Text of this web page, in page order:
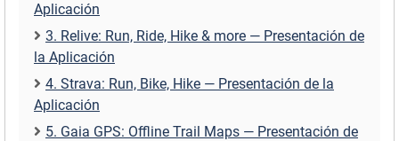
Aplicación
3. Relive: Run, Ride, Hike & more — Presentación de
la Aplicación
4. Strava: Run, Bike, Hike — Presentación de la
Aplicación
5. Gaia GPS: Offline Trail Maps — Presentación de